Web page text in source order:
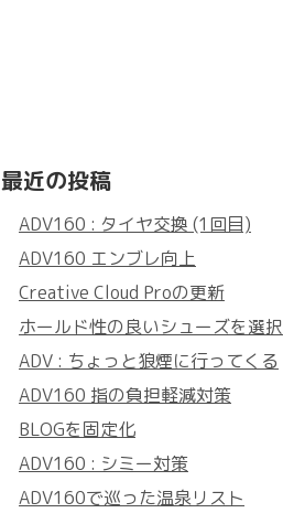
最近の投稿
ADV160 : タイヤ交換 (1回目)
ADV160 エンブレ向上
Creative Cloud Proの更新
ホールド性の良いシューズを選択
ADV : ちょっと狼煙に行ってくる
ADV160 指の負担軽減対策
BLOGを固定化
ADV160 : シミー対策
ADV160で巡った温泉リスト